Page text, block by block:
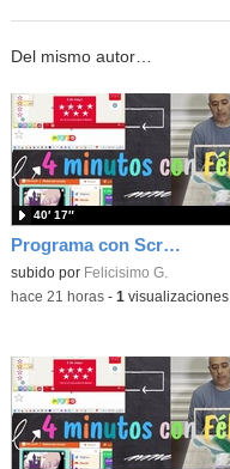
Del mismo autor…
Programa con Scratch, 8 diferentes juegos para vivir la emoción de los partidos de España en el mundial 2026
Contenido educativo.
subido por Felicisimo G.
40′ 17″
-hace 21 horas- 1 visualizaciones